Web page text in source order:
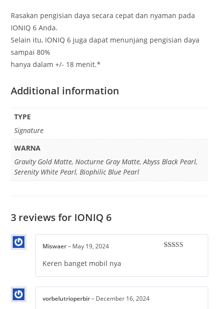
Rasakan pengisian daya secara cepat dan nyaman pada
IONIQ 6 Anda.
Selain itu, IONIQ 6 juga dapat menunjang pengisian daya
sampai 80%
hanya dalam +/- 18 menit.*
Additional information
TYPE
Signature
WARNA
Gravity Gold Matte, Nocturne Gray Matte, Abyss Black Pearl,
Serenity White Pearl, Biophilic Blue Pearl
3 reviews for IONIQ 6
Miswaer– May 19, 2024
Keren banget mobil nya
vorbelutrioperbir– December 16, 2024